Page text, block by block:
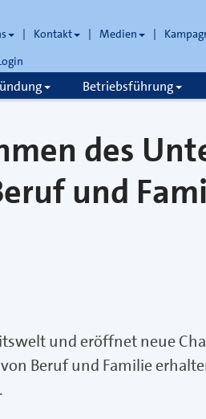
Kontakt Medien
Betriebsführung
des
und
und eröffnet neue
Beruf und Familie